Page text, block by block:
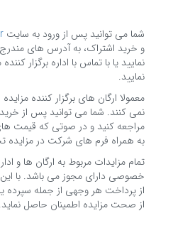
شما می توانید پس از ورود به سایت
و خرید اشتراک، به آدرس های مندرج
نمایید یا با تماس با اداره برگزار
نمایید.
معمولا ارگان های برگزار کننده
نمی کنند. شما می توانید پس از خرید
مراجعه کنید و در صوتی که قیمت های
به همراه فرم های شرکت در مزایده
تمام مزایدات مربوط به ارگان ها و
خصوصی دارای مجوز می باشد. با
از پرداخت هر وجهی از جمله سپرده
از صحت مزایده اطمینان حاصل نماید.